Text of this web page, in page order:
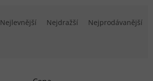
Nejlevnější Nejdražší Nejprodávanější